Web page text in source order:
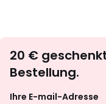
20 €
Bestellung.
Ihre E-mail-Adresse